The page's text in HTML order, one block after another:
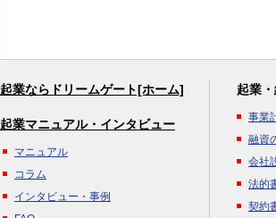
起業ならドリームゲート[ホーム]
起業マニュアル・インタビュー
マニュアル
コラム
インタビュー・事例
起業
事業
融資
会社
法的
契約